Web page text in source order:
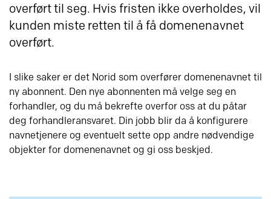
overført til seg. Hvis fristen ikke overholdes, vil
kunden miste retten til å få domenenavnet
overført.
I slike saker er det Norid som overfører domenenavnet til
ny abonnent. Den nye abonnenten må velge seg en
forhandler, og du må bekrefte overfor oss at du påtar
deg forhandleransvaret. Din jobb blir da å konfigurere
navnetjenere og eventuelt sette opp andre nødvendige
objekter for domenenavnet og gi oss beskjed.